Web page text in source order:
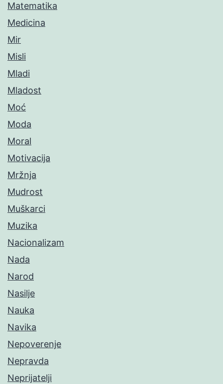
Matematika
Medicina
Mir
Misli
Mladi
Mladost
Moć
Moda
Moral
Motivacija
Mržnja
Mudrost
Muškarci
Muzika
Nacionalizam
Nada
Narod
Nasilje
Nauka
Navika
Nepoverenje
Nepravda
Neprijatelji